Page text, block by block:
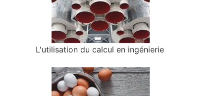
L'utilisation du calcul en ingénierie